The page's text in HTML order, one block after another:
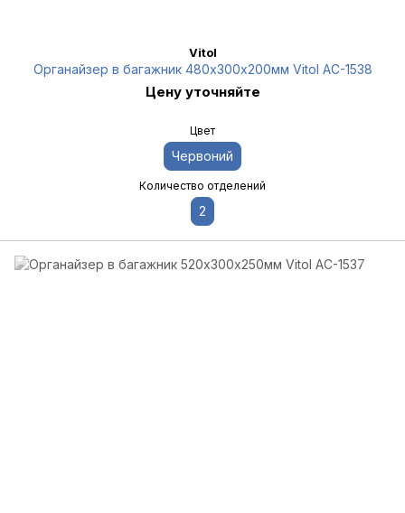
Vitol
Органайзер в багажник 480х300х200мм Vitol AC-1538
Цену уточняйте
Цвет
Червоний
Количество отделений
2